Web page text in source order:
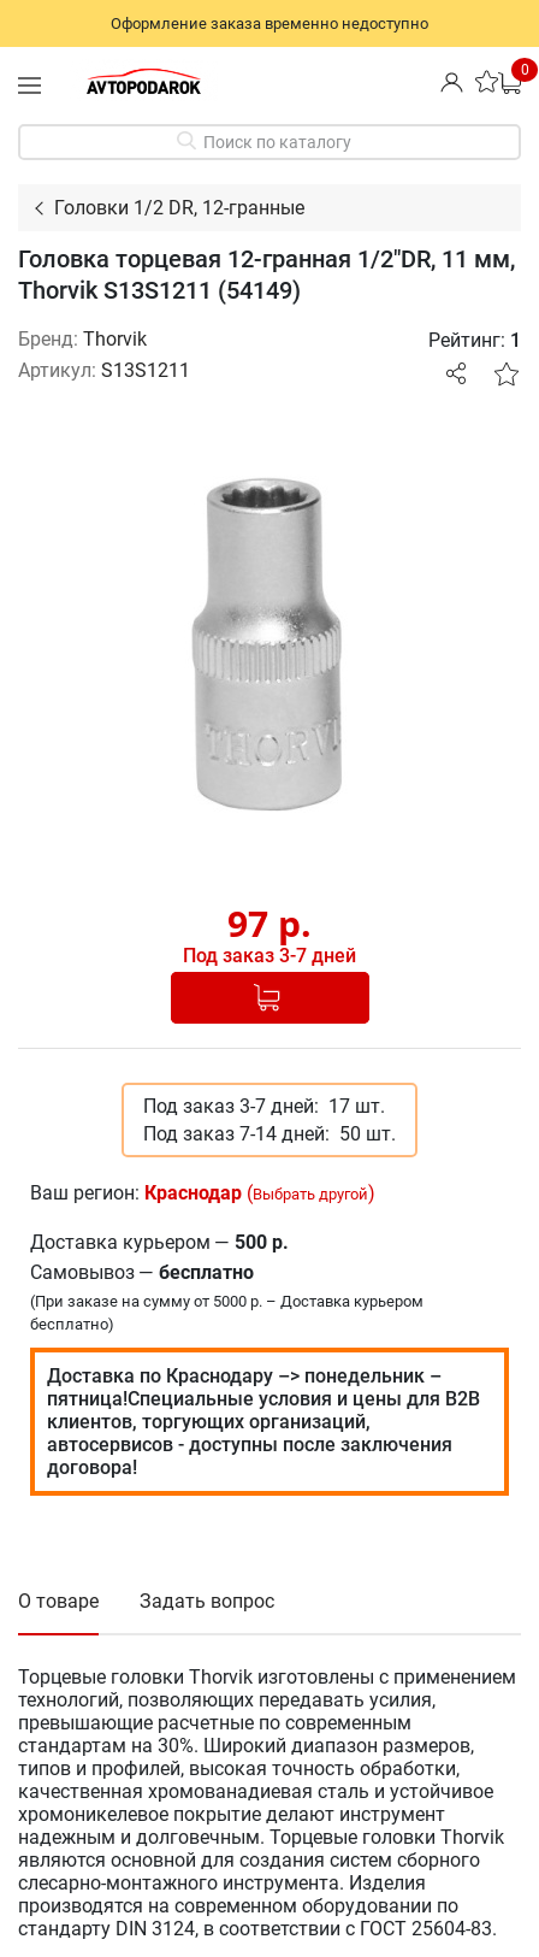
Оформление заказа временно недоступно
0
Поиск по каталогу
Головки 1/2 DR, 12-гранные
Головка торцевая 12-гранная 1/2"DR, 11 мм,
Thorvik S13S1211 (54149)
Бренд: Thorvik
Артикул: S13S1211
Рейтинг: 1
97 р.
Под заказ 3-7 дней
Добавлено в корзину
Под заказ 3-7 дней: 17 шт.
Под заказ 7-14 дней: 50 шт.
Ваш регион: Краснодар (Выбрать другой)
Доставка курьером — 500 р.
Самовывоз — бесплатно
(При заказе на сумму от 5000 р. – Доставка курьером
бесплатно)
Доставка по Краснодару –> понедельник –
пятница!Специальные условия и цены для В2В
клиентов, торгующих организаций,
автосервисов - доступны после заключения
договора!
О товаре Задать вопрос
Торцевые головки Thorvik изготовлены с применением
технологий, позволяющих передавать усилия,
превышающие расчетные по современным
стандартам на 30%. Широкий диапазон размеров,
типов и профилей, высокая точность обработки,
качественная хромованадиевая сталь и устойчивое
хромоникелевое покрытие делают инструмент
надежным и долговечным. Торцевые головки Thorvik
являются основной для создания систем сборного
слесарно-монтажного инструмента. Изделия
производятся на современном оборудовании по
стандарту DIN 3124, в соответствии с ГОСТ 25604-83.